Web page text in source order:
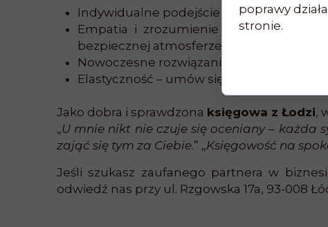
Indywidualne podejście – księgowa,
Empatia i zrozumienie – szczególnie
bezpiecznej atmosferze.
Nowoczesne rozwiązania – zdalna
Elastyczność – umów się na darmową
Jako dobra i sprawdzona księgowa z Łodzi,
„U mnie nikt nie czuje się oceniany – każda
zająć się tym za Ciebie.” „Księgowość na
Jeśli szukasz zaufanego partnera w
odwiedź nas przy ul. Rzgowska 17a, 93-008
poprawy
stronie.